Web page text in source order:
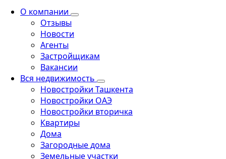
О компании
Отзывы
Новости
Агенты
Застройщикам
Вакансии
Вся недвижимость
Новостройки Ташкента
Новостройки ОАЭ
Новостройки вторичка
Квартиры
Дома
Загородные дома
Земельные участки